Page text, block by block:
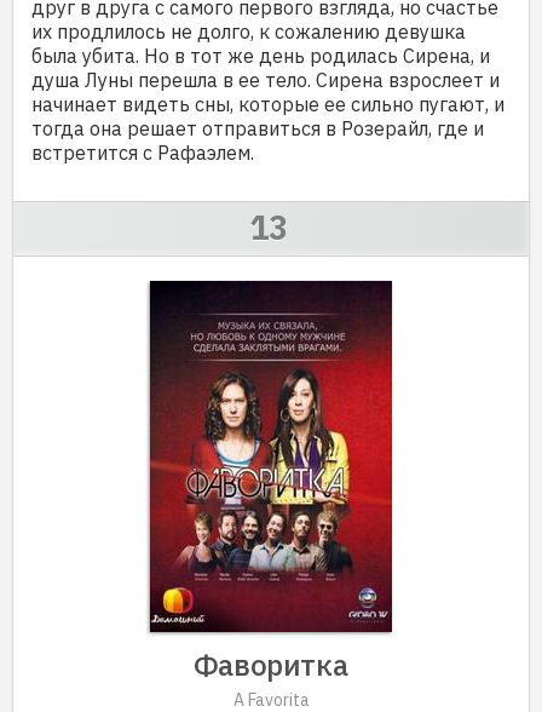
друг в друга с самого первого взгляда, но счастье
их продлилось не долго, к сожалению девушка
была убита. Но в тот же день родилась Сирена, и
душа Луны перешла в ее тело. Сирена взрослеет и
начинает видеть сны, которые ее сильно пугают, и
тогда она решает отправиться в Розерайл, где и
встретится с Рафаэлем.
Фаворитка
A Favorita